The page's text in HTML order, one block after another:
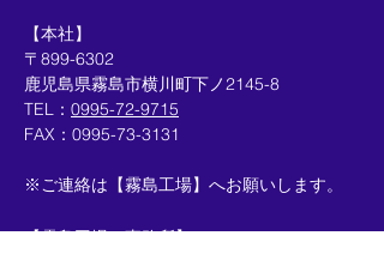
【本社】​
〒899-6302
鹿児島県霧島市横川町下ノ2145-8
TEL： 0995-72-9715
​FAX：0995-73-3131
​​※ご連絡は【霧島工場】へお願いします。
【霧島工場・事務所】​